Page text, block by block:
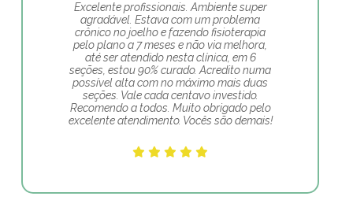
Excelente profissionais. Ambiente super
agradável. Estava com um problema
crônico no joelho e fazendo fisioterapia
pelo plano a 7 meses e não via melhora,
até ser atendido nesta clínica, em 6
seções, estou 90% curado. Acredito numa
possível alta com no máximo mais duas
seções. Vale cada centavo investido.
Recomendo a todos. Muito obrigado pelo
excelente atendimento. Vocês são demais!